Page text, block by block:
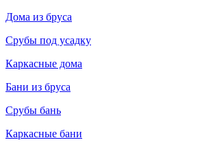
Дома из бруса
Срубы под усадку
Каркасные дома
Бани из бруса
Срубы бань
Каркасные бани